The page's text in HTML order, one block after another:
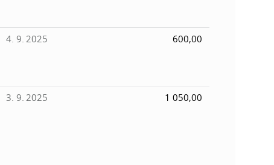
4. 9. 2025 600,00
3. 9. 2025 1 050,00